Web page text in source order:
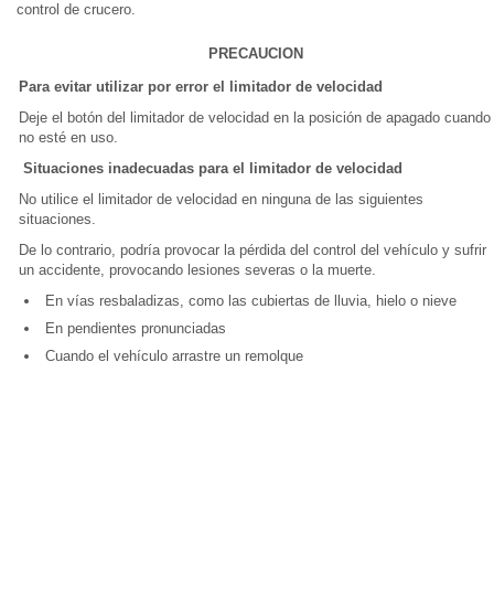
control de crucero.
PRECAUCION
Para evitar utilizar por error el limitador de velocidad
Deje el botón del limitador de velocidad en la posición de apagado cuando
no esté en uso.
Situaciones inadecuadas para el limitador de velocidad
No utilice el limitador de velocidad en ninguna de las siguientes
situaciones.
De lo contrario, podría provocar la pérdida del control del vehículo y sufrir
un accidente, provocando lesiones severas o la muerte.
En vías resbaladizas, como las cubiertas de lluvia, hielo o nieve
En pendientes pronunciadas
Cuando el vehículo arrastre un remolque